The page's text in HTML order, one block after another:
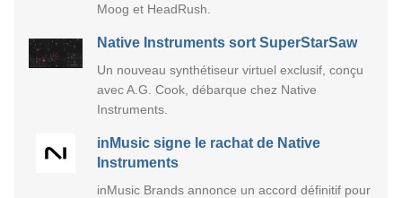
Moog et HeadRush.
Native Instruments sort SuperStarSaw
Un nouveau synthétiseur virtuel exclusif, conçu
avec A.G. Cook, débarque chez Native
Instruments.
inMusic signe le rachat de Native
Instruments
inMusic Brands annonce un accord définitif pour